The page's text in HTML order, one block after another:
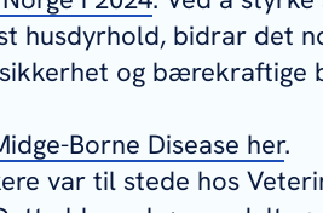
husdyrhold, bidrar det
og bærekraftige
Borne Disease her.
var til stede hos